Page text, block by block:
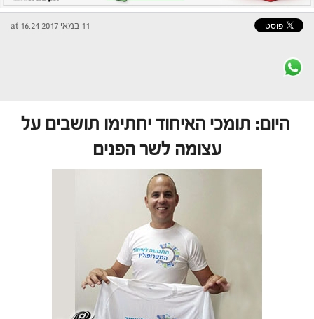
11 במאי 2017 at 16:24
היום: תומכי האיחוד יחתימו תושבים על
עצומה לשר הפנים